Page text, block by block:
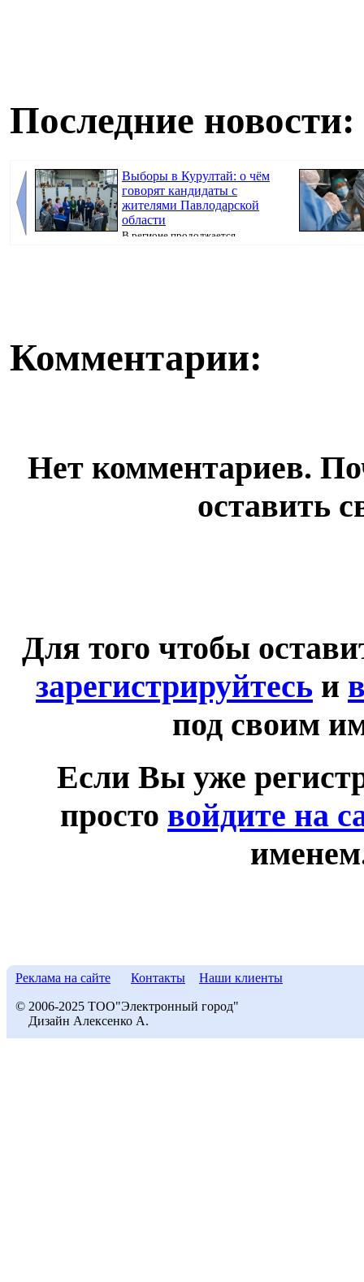
Последние новости:
Выборы в Курултай: о чём
говорят кандидаты с
жителями Павлодарской
области
В регионе продолжается
Комментарии:
Нет комментариев.
оставить
Для того чтобы
зарегистрируйтесь и
под своим
Если Вы уже
просто войдите на
Реклама на сайте Контакты Наши клиенты
© 2006-2025 ТОО"Электронный город"
Дизайн Алексенко А.